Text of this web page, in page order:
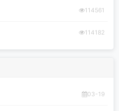
114561
114182
03-19